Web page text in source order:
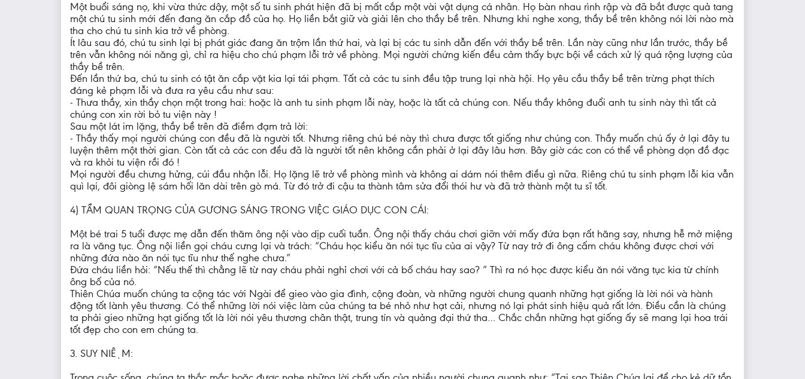
Một buổi sáng nọ, khi vừa thức dậy, một số tu sinh phát hiện đã bị mất cắp một vài vật dụng cá nhân. Họ bàn nhau rình rập và đã bắt được quả tang
một chú tu sinh mới đến đang ăn cắp đồ của họ. Họ liền bắt giữ và giải lên cho thầy bề trên. Nhưng khi nghe xong, thầy bề trên không nói lời nào mà
tha cho chú tu sinh kia trở về phòng.
Ít lâu sau đó, chú tu sinh lại bị phát giác đang ăn trộm lần thứ hai, và lại bị các tu sinh dẫn đến với thầy bề trên. Lần này cũng như lần trước, thầy bề
trên vẫn không nói năng gì, chỉ ra hiệu cho chú phạm lỗi trở về phòng. Mọi người chứng kiến đều cảm thấy bực bội về cách xử lý quá rộng lượng của
thầy bề trên.
Đến lần thứ ba, chú tu sinh có tật ăn cắp vặt kia lại tái phạm. Tất cả các tu sinh đều tập trung lại nhà hội. Họ yêu cầu thầy bề trên trừng phạt thích
đáng kẻ phạm lỗi và đưa ra yêu cầu như sau:
- Thưa thầy, xin thầy chọn một trong hai: hoặc là anh tu sinh phạm lỗi này, hoặc là tất cả chúng con. Nếu thầy không đuổi anh tu sinh này thì tất cả
chúng con xin rời bỏ tu viện này !
Sau một lát im lặng, thầy bề trên đã điềm đạm trả lời:
- Thầy thấy mọi người chúng con đều đã là người tốt. Nhưng riêng chú bé này thì chưa được tốt giống như chúng con. Thầy muốn chú ấy ở lại đây tu
luyện thêm một thời gian. Còn tất cả các con đều đã là người tốt nên không cần phải ở lại đây lâu hơn. Bây giờ các con có thể về phòng dọn đồ đạc
và ra khỏi tu viện rồi đó !
Mọi người đều chưng hửng, cúi đầu nhận lỗi. Họ lặng lẽ trở về phòng mình và không ai dám nói thêm điều gì nữa. Riêng chú tu sinh phạm lỗi kia vẫn
quì lại, đôi giòng lệ sám hối lăn dài trên gò má. Từ đó trở đi cậu ta thành tâm sửa đổi thói hư và đã trở thành một tu sĩ tốt.
4) TẦM QUAN TRỌNG CỦA GƯƠNG SÁNG TRONG VIỆC GIÁO DỤC CON CÁI:
Một bé trai 5 tuổi được mẹ dẫn đến thăm ông nội vào dịp cuối tuần. Ông nội thấy cháu chơi giỡn với mấy đứa bạn rất hăng say, nhưng hễ mở miệng
ra là văng tục. Ông nội liền gọi cháu cưng lại và trách: “Cháu học kiểu ăn nói tục tĩu của ai vậy? Từ nay trở đi ông cấm cháu không được chơi với
những đứa nào ăn nói tục tĩu như thế nghe chưa.”
Đứa cháu liền hỏi: “Nếu thế thì chẳng lẽ từ nay cháu phải nghỉ chơi với cả bố cháu hay sao? ” Thì ra nó học được kiểu ăn nói văng tục kia từ chính
ông bố của nó.
Thiên Chúa muốn chúng ta cộng tác với Ngài để gieo vào gia đình, cộng đoàn, và những người chung quanh những hạt giống là lời nói và hành
động tốt lành yêu thương. Có thể những lời nói việc làm của chúng ta bé nhỏ như hạt cải, nhưng nó lại phát sinh hiệu quả rất lớn. Điều cần là chúng
ta phải gieo những hạt giống tốt là lời nói yêu thương chân thật, trung tín và quảng đại thứ tha… Chắc chắn những hạt giống ấy sẽ mang lại hoa trái
tốt đẹp cho con em chúng ta.
3. SUY NIỆM: